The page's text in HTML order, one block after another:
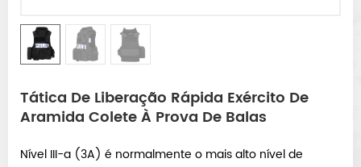
Tática De Liberação Rápida Exército De
Aramida Colete À Prova De Balas
Nível III-a (3A) é normalmente o mais alto nível de